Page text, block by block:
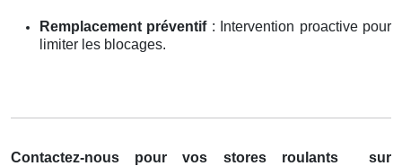
Remplacement préventif: Intervention proactive pour
limiter les blocages.
Contactez-nous pour vos stores roulants
sur